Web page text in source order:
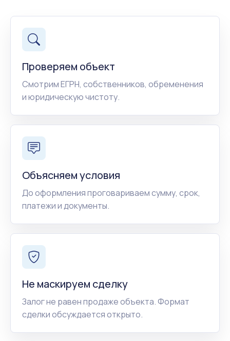
Проверяем объект
Смотрим ЕГРН, собственников, обременения
и юридическую чистоту.
Объясняем условия
До оформления проговариваем сумму, срок,
платежи и документы.
Не маскируем сделку
Залог не равен продаже объекта. Формат
сделки обсуждается открыто.